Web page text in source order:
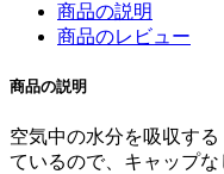
商品の説明
商品のレビュー
商品の説明
空気中の水分を吸収す
ているので、キャップ